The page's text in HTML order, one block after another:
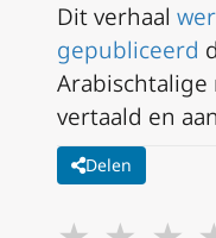
Dit verhaal
gepubliceerd
Arabischtalige
vertaald en
Delen